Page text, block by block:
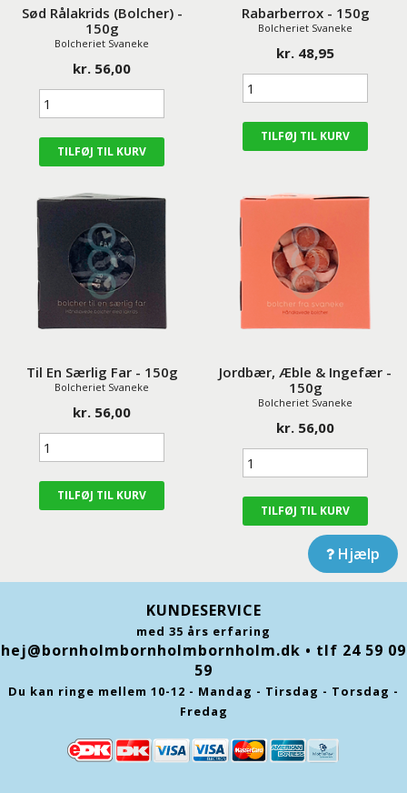
Sød Rålakrids (Bolcher) -
150g
Bolcheriet Svaneke
kr. 56,00
Rabarberrox - 150g
Bolcheriet Svaneke
kr. 48,95
Til En Særlig Far - 150g
Bolcheriet Svaneke
kr. 56,00
Jordbær, Æble & Ingefær -
150g
Bolcheriet Svaneke
kr. 56,00
Hjælp
KUNDESERVICE
med 35 års erfaring
hej@bornholmbornholmbornholm.dk • tlf 24 59 09
59
Du kan ringe mellem 10-12 - Mandag - Tirsdag - Torsdag -
Fredag